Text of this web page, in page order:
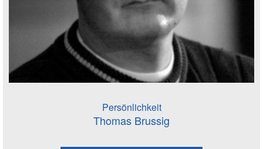
Persönlichkeit
Thomas Brussig